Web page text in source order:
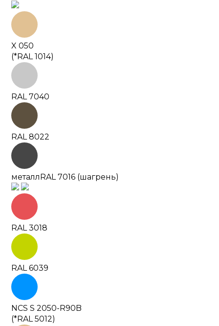
X 050
(*RAL 1014)
RAL 7040
RAL 8022
металлRAL 7016 (шагрень)
RAL 3018
RAL 6039
NCS S 2050-R90B
(*RAL 5012)